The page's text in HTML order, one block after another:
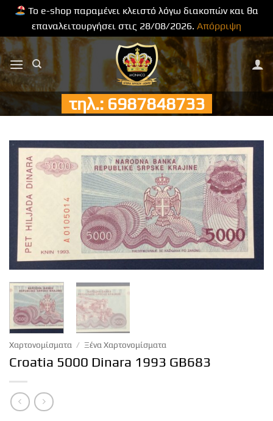
Το e-shop παραμένει κλειστό λόγω διακοπών και θα
επαναλειτουργήσει στις 28/08/2026. Απόρριψη
Μετάβαση
στο
περιεχόμενο
τηλ.: 6987848733
Χαρτονομίσματα / Ξένα Χαρτονομίσματα
Croatia 5000 Dinara 1993 GB683